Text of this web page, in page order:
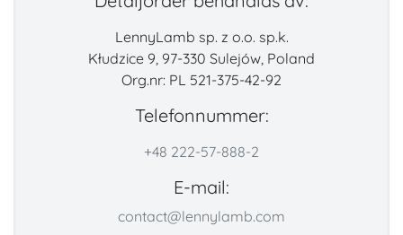
LennyLamb sp. z o.o. sp.k.
Kłudzice 9, 97-330 Sulejów, Poland
Org.nr: PL 521-375-42-92
Telefonnummer:
+48 222-57-888-2
E-mail:
contact@lennylamb.com